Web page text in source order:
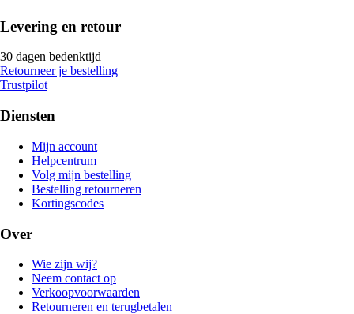
Levering en retour
30 dagen bedenktijd
Retourneer je bestelling
Trustpilot
Diensten
Mijn account
Helpcentrum
Volg mijn bestelling
Bestelling retourneren
Kortingscodes
Over
Wie zijn wij?
Neem contact op
Verkoopvoorwaarden
Retourneren en terugbetalen